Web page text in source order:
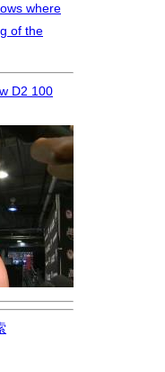
where
of the
D2 100